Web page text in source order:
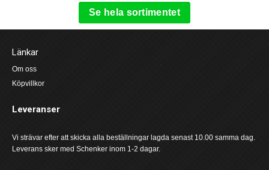
Se hela sortimentet
Länkar
Om oss
Köpvillkor
Leveranser
Vi strävar efter att skicka alla beställningar lagda senast 10.00 samma dag.
Leverans sker med Schenker inom 1-2 dagar.